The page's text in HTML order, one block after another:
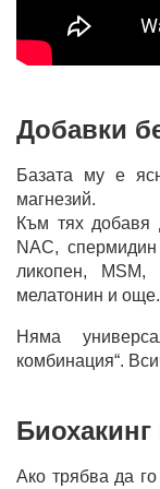
Добавки
Базата му е
магнезий.
Към тях добавя
NAC,
ликопен, MSM,
мелатонин и още.
Няма
комбинация“.
Ако трябва да